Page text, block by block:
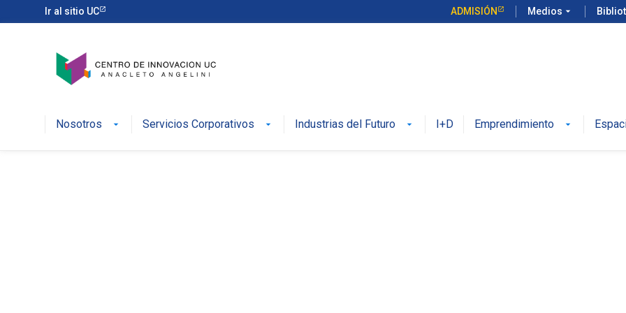
Ir al sitio UC ADMISIÓN Medios arrow_drop_down
Nosotros Servicios Corporativos Industrias del Futuro I+D Emprendimiento